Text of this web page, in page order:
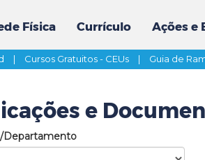
Física Currículo Ações e
| Cursos Gratuitos - CEUs | Guia de
e
Departamento